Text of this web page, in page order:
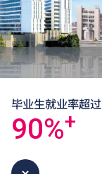
毕业生就业率超过
90%+